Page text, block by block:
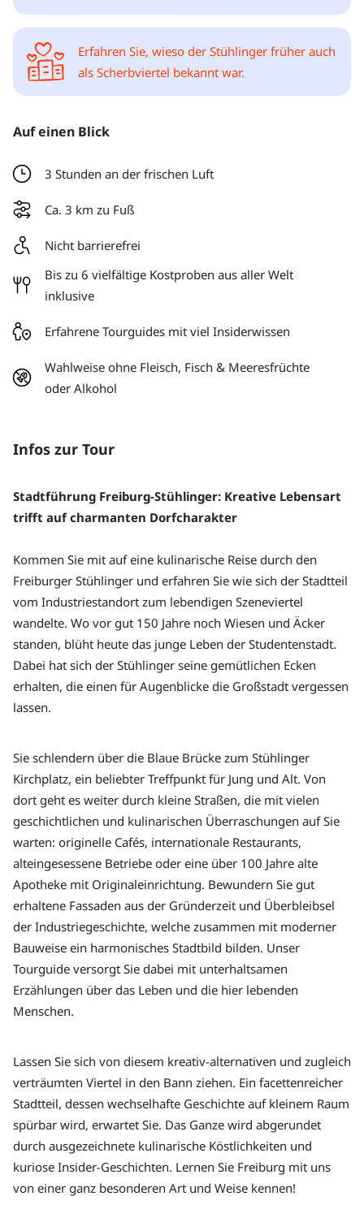
Erfahren Sie, wieso der Stühlinger früher auch
als Scherbviertel bekannt war.
Auf einen Blick
3 Stunden an der frischen Luft
Ca. 3 km zu Fuß
Nicht barrierefrei
Bis zu 6 vielfältige Kostproben aus aller Welt
inklusive
Erfahrene Tourguides mit viel Insiderwissen
Wahlweise ohne Fleisch, Fisch & Meeresfrüchte
oder Alkohol
Infos zur Tour
Stadtführung Freiburg-Stühlinger: Kreative Lebensart
trifft auf charmanten Dorfcharakter
Kommen Sie mit auf eine kulinarische Reise durch den
Freiburger Stühlinger und erfahren Sie wie sich der Stadtteil
vom Industriestandort zum lebendigen Szeneviertel
wandelte. Wo vor gut 150 Jahre noch Wiesen und Äcker
standen, blüht heute das junge Leben der Studentenstadt.
Dabei hat sich der Stühlinger seine gemütlichen Ecken
erhalten, die einen für Augenblicke die Großstadt vergessen
lassen.
Sie schlendern über die Blaue Brücke zum Stühlinger
Kirchplatz, ein beliebter Treffpunkt für Jung und Alt. Von
dort geht es weiter durch kleine Straßen, die mit vielen
geschichtlichen und kulinarischen Überraschungen auf Sie
warten: originelle Cafés, internationale Restaurants,
alteingesessene Betriebe oder eine über 100 Jahre alte
Apotheke mit Originaleinrichtung. Bewundern Sie gut
erhaltene Fassaden aus der Gründerzeit und Überbleibsel
der Industriegeschichte, welche zusammen mit moderner
Bauweise ein harmonisches Stadtbild bilden. Unser
Tourguide versorgt Sie dabei mit unterhaltsamen
Erzählungen über das Leben und die hier lebenden
Menschen.
Lassen Sie sich von diesem kreativ-alternativen und zugleich
verträumten Viertel in den Bann ziehen. Ein facettenreicher
Stadtteil, dessen wechselhafte Geschichte auf kleinem Raum
spürbar wird, erwartet Sie. Das Ganze wird abgerundet
durch ausgezeichnete kulinarische Köstlichkeiten und
kuriose Insider-Geschichten. Lernen Sie Freiburg mit uns
von einer ganz besonderen Art und Weise kennen!